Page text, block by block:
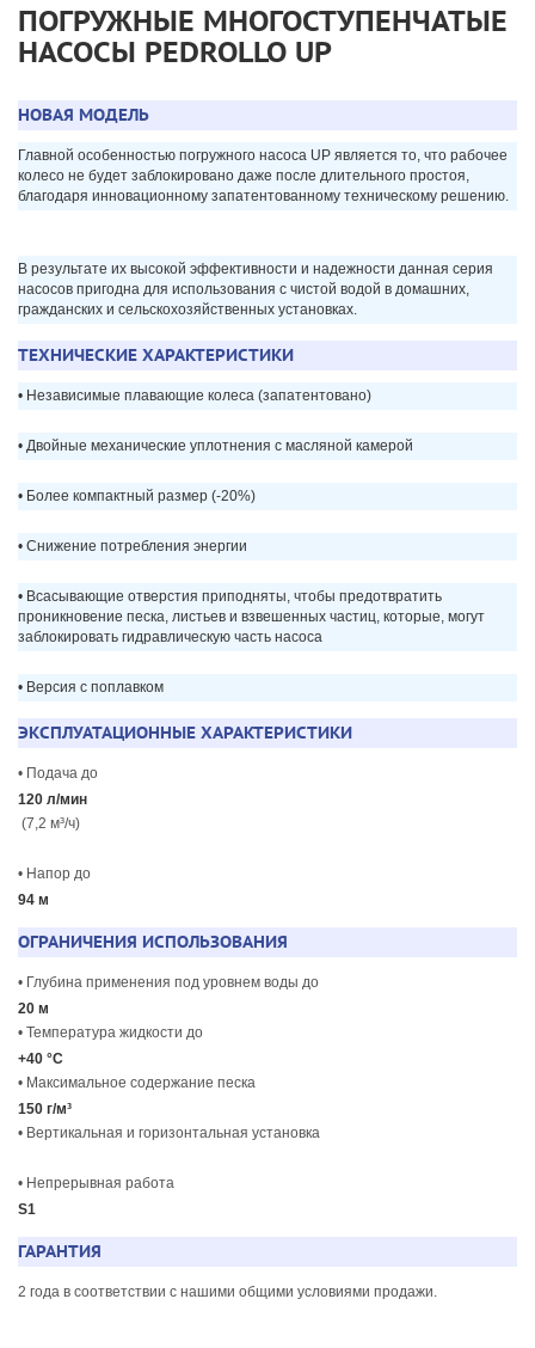
ПОГРУЖНЫЕ МНОГОСТУПЕНЧАТЫЕ
НАСОСЫ PEDROLLO UP
НОВАЯ МОДЕЛЬ
Главной особенностью погружного насоса UP является то, что рабочее
колесо не будет заблокировано даже после длительного простоя,
благодаря инновационному запатентованному техническому решению.
В результате их высокой эффективности и надежности данная серия
насосов пригодна для использования с чистой водой в домашних,
гражданских и сельскохозяйственных установках.
ТЕХНИЧЕСКИЕ ХАРАКТЕРИСТИКИ
• Независимые плавающие колеса (запатентовано)
• Двойные механические уплотнения с масляной камерой
• Более компактный размер (-20%)
• Снижение потребления энергии
• Всасывающие отверстия приподняты, чтобы предотвратить
проникновение песка, листьев и взвешенных частиц, которые, могут
заблокировать гидравлическую часть насоса
• Версия с поплавком
ЭКСПЛУАТАЦИОННЫЕ ХАРАКТЕРИСТИКИ
• Подача до
120 л/мин
(7,2 м³/ч)
• Напор до
94 м
ОГРАНИЧЕНИЯ ИСПОЛЬЗОВАНИЯ
• Глубина применения под уровнем воды до
20 м
• Температура жидкости до
+40 °C
• Максимальное содержание песка
150 г/м³
• Вертикальная и горизонтальная установка
• Непрерывная работа
S1
ГАРАНТИЯ
2 года в соответствии с нашими общими условиями продажи.